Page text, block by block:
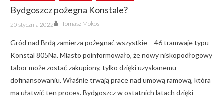
Bydgoszcz pożegna Konstale?
Posted
on
20 stycznia 2022 Author
Tomasz Mokos
Gród nad Brdą zamierza pożegnać wszystkie – 46 tramwaje typu
Konstal 805Na. Miasto poinformowało, że nowy niskopodłogowy
tabor może zostać zakupiony, tylko dzięki uzyskanemu
dofinansowaniu. Właśnie trwają prace nad umową ramową, która
ma ułatwić ten proces. Bydgoszcz w ostatnich latach dzięki